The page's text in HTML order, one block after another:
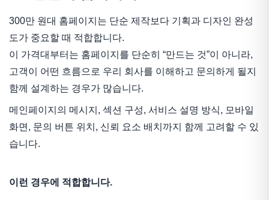
300만 원대 홈페이지는 단순 제작보다 기획과 디자인 완성
도가 중요할 때 적합합니다.
이 가격대부터는 홈페이지를 단순히 “만드는 것”이 아니라,
고객이 어떤 흐름으로 우리 회사를 이해하고 문의하게 될지
함께 설계하는 경우가 많습니다.
메인페이지의 메시지, 섹션 구성, 서비스 설명 방식, 모바일
화면, 문의 버튼 위치, 신뢰 요소 배치까지 함께 고려할 수 있
습니다.
이런 경우에 적합합니다.